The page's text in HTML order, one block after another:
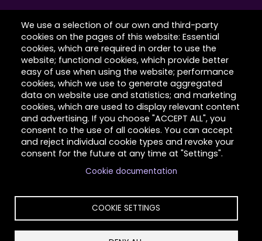
Hilltop Latimer House
Contáctanos
Historias de Clientes
Sobre Nosotros
Voluntario
rights reserved.
We use a selection of our own and third-party
cookies on the pages of this website: Essential
cookies, which are required in order to use the
website; functional cookies, which provide better
easy of use when using the website; performance
cookies, which we use to generate aggregated
data on website use and statistics; and marketing
cookies, which are used to display relevant content
and advertising. If you choose "ACCEPT ALL", you
consent to the use of all cookies. You can accept
and reject individual cookie types and revoke your
consent for the future at any time at "Settings".
Cookie documentation
COOKIE SETTINGS